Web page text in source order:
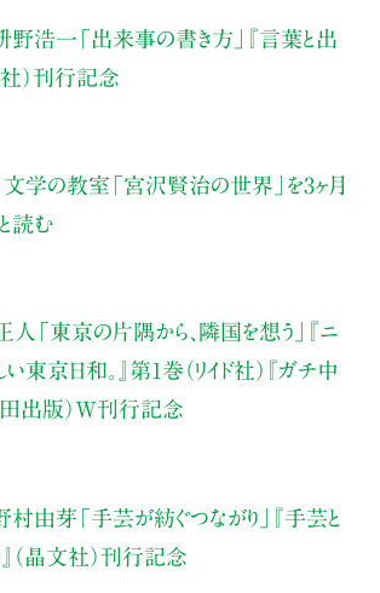
野浩一 「出来事の書き方」
『言葉と出
）刊行記念
文学の教室 「宮沢賢治の世界」を3ヶ月
読む
人 「東京の片隅から、隣国を想う」
『ニ
い東京日和。』第1巻（リイド社）
『ガチ中
田出版）W刊行記念
村由芽 「手芸が紡ぐつながり」
『手芸と
』（晶文社）刊行記念